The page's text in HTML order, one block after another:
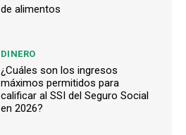
de alimentos
DINERO
¿Cuáles son los ingresos
máximos permitidos para
calificar al SSI del Seguro Social
en 2026?